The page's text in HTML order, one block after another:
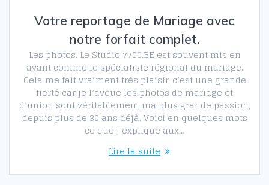
Votre reportage de Mariage avec
notre forfait complet.
Les photos. Le Studio 7700.BE est souvent mis en
avant comme le spécialiste régional du mariage.
Cela me fait vraiment très plaisir, c’est une grande
fierté car je l’avoue les photos de mariage et
d’union sont véritablement ma plus grande passion,
depuis plus de 30 ans déjà. Voici en quelques mots
ce que j’explique aux…
Lire la suite